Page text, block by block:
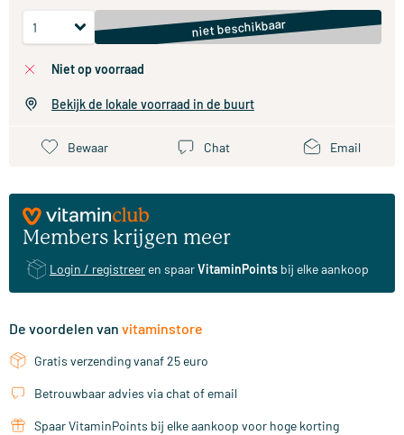
niet beschikbaar
niet op voorraad
Bekijk de lokale voorraad in de buurt
Bewaar Chat Email
Members krijgen meer
Login / registreer en spaarVitaminPoints bij elke aankoop
De voordelen van vitaminstore
Gratis verzending vanaf 25 euro
Betrouwbaar advies via chat of email
Spaar VitaminPoints bij elke aankoop voor hoge korting